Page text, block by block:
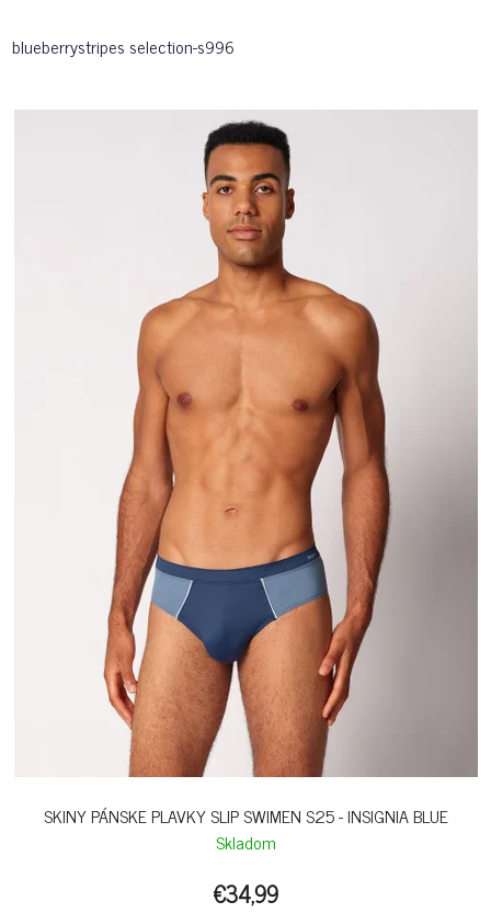
blueberrystripes selection-s996
SKINY PÁNSKE PLAVKY SLIP SWIMEN S25 - INSIGNIA BLUE
Skladom
€34,99